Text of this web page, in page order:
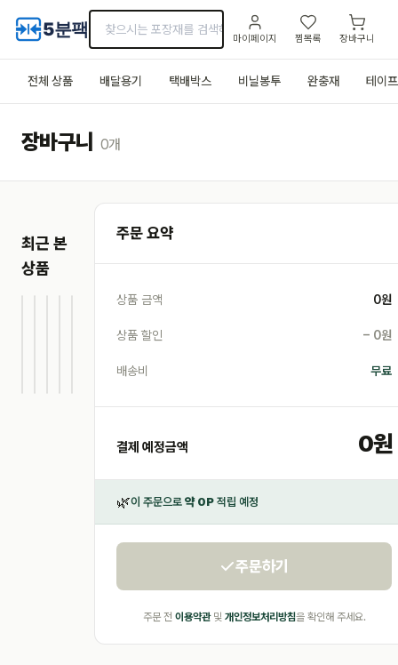
5분팩 마이페이지 찜목록 장바구니
전체 상품 배달용기 택배박스 비닐봉투 완충재 테이
장바구니 0개
최근 본
상품
크라프트 도시락 (대)
PP 밀폐용기 세트
사탕수수 펄프 용기
보온 배달봉투 (대)
종이컵 (7oz) 1000개
주문 요약
상품 금액 0원
상품 할인 − 0원
배송비 무료
결제 예정금액 0원
🌿이 주문으로 약 0P 적립 예정
주문하기
주문 전 이용약관및 개인정보처리방침을 확인해 주세요.